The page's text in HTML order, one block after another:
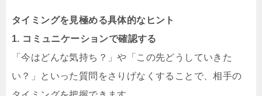
タイミングを見極める具体的なヒント
1. コミュニケーションで確認する
「今はどんな気持ち？」や「この先どうしていきた
い？」といった質問をさりげなくすることで、相手の